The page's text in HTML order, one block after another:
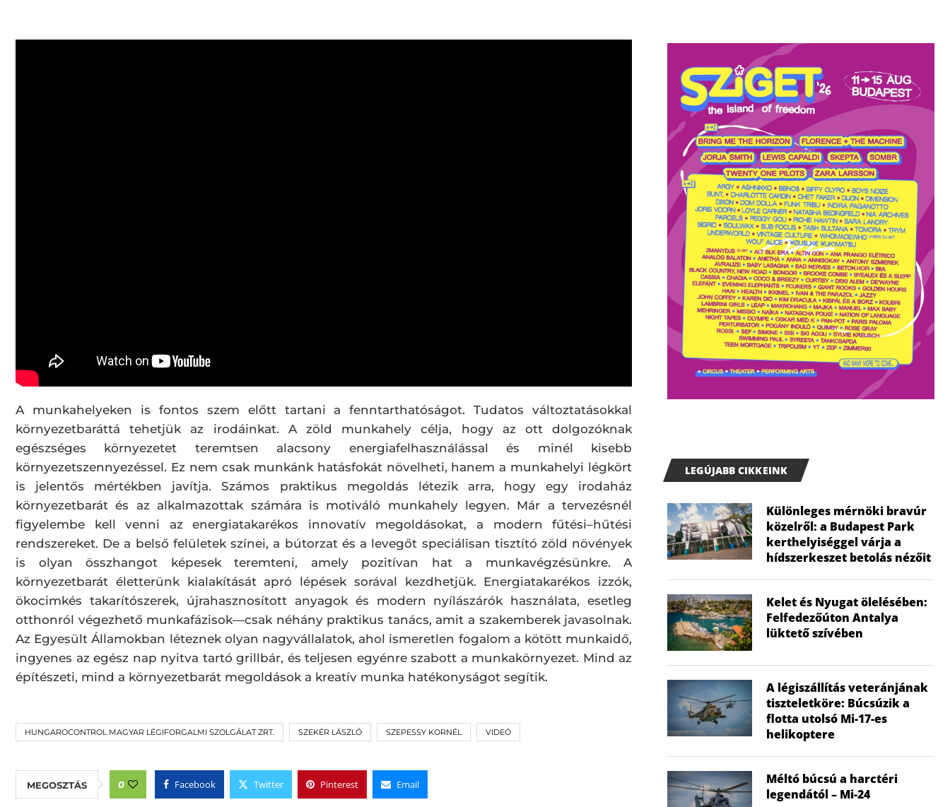
A munkahelyeken is fontos szem előtt tartani a fenntarthatóságot. Tudatos változtatásokkal
környezetbaráttá tehetjük az irodáinkat. A zöld munkahely célja, hogy az ott dolgozóknak
egészséges környezetet teremtsen alacsony energiafelhasználással és minél kisebb
környezetszennyezéssel. Ez nem csak munkánk hatásfokát növelheti, hanem a munkahelyi légkört
is jelentős mértékben javítja. Számos praktikus megoldás létezik arra, hogy egy irodaház
környezetbarát és az alkalmazottak számára is motiváló munkahely legyen. Már a tervezésnél
figyelembe kell venni az energiatakarékos innovatív megoldásokat, a modern fűtési–hűtési
rendszereket. De a belső felületek színei, a bútorzat és a levegőt speciálisan tisztító zöld növények
is olyan összhangot képesek teremteni, amely pozitívan hat a munkavégzésünkre. A
környezetbarát életterünk kialakítását apró lépések sorával kezdhetjük. Energiatakarékos izzók,
ökocimkés takarítószerek, újrahasznosított anyagok és modern nyílászárók használata, esetleg
otthonról végezhető munkafázisok—csak néhány praktikus tanács, amit a szakemberek javasolnak.
Az Egyesült Államokban léteznek olyan nagyvállalatok, ahol ismeretlen fogalom a kötött munkaidő,
ingyenes az egész nap nyitva tartó grillbár, és teljesen egyénre szabott a munkakörnyezet. Mind az
építészeti, mind a környezetbarát megoldások a kreatív munka hatékonyságot segítik.
HUNGAROCONTROL MAGYAR LÉGIFORGALMI SZOLGÁLAT ZRT. SZEKÉR LÁSZLÓ SZEPESSY KORNÉL VIDEÓ
MEGOSZTÁS 0 Facebook Twitter Pinterest Email
LEGÚJABB CIKKEINK
Különleges mérnöki bravúr
közelről: a Budapest Park
kerthelyiséggel várja a
hídszerkeszet betolás nézőit
Kelet és Nyugat ölelésében:
Felfedezőúton Antalya
lüktető szívében
A légiszállítás veteránjának
tiszteletköre: Búcsúzik a
flotta utolsó Mi-17-es
helikoptere
Méltó búcsú a harctéri
legendától – Mi-24